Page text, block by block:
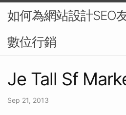
如何為網站設計SEO
數位行銷
Je Tall Sf
Sep 21, 2013